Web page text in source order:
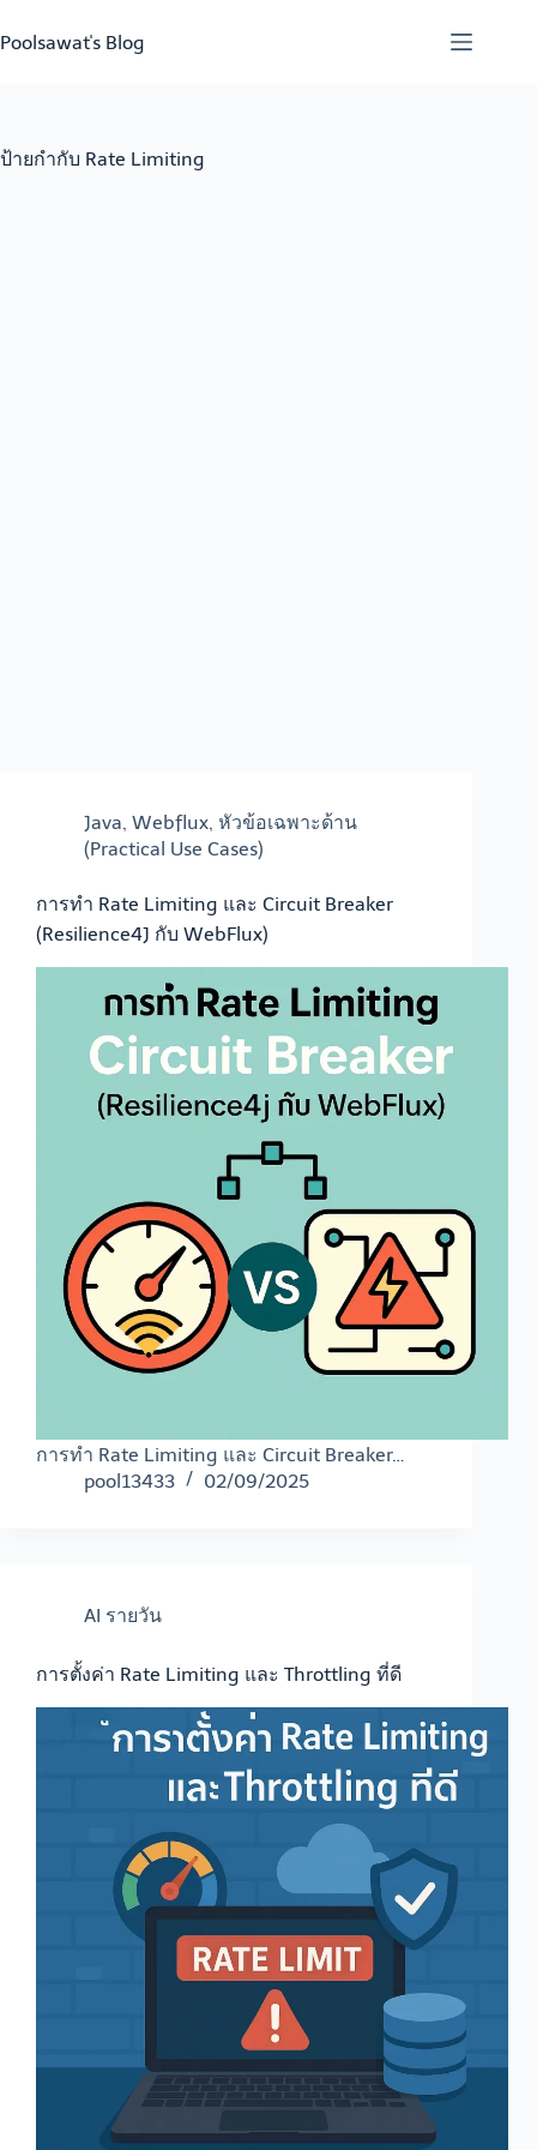
to
content
Poolsawat's Blog
ป้ายกำกับ Rate Limiting
Java, Webflux, หัวข้อเฉพาะด้าน
(Practical Use Cases)
การทำ Rate Limiting และ Circuit Breaker
(Resilience4J กับ WebFlux)
การทำ Rate Limiting และ Circuit Breaker…
pool13433
02/09/2025
AI รายวัน
การตั้งค่า Rate Limiting และ Throttling ที่ดี